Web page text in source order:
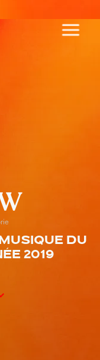
du
2019